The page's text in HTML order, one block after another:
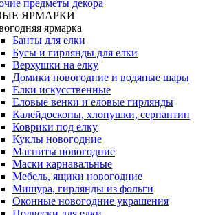
предметы декора
ЯРМАРКИ
ярмарка
Банты для елки
Бусы и гирлянды для елки
Верхушки на елку
Домики новогодние и водяные шары
Елки искусственные
Еловые венки и еловые гирлянды
Калейдоскопы, хлопушки, серпантин
Коврики под елку
Куклы новогодние
Магниты новогодние
Маски карнавальные
Мебель, ящики новогодние
Мишура, гирлянды из фольги
Оконные новогодние украшения